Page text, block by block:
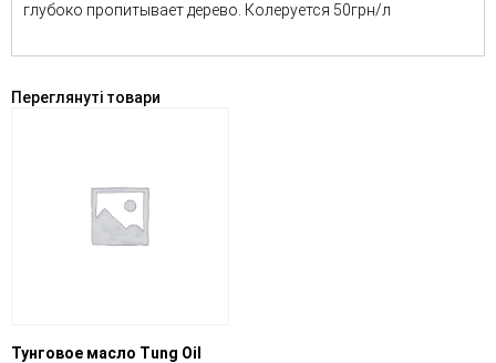
глубоко пропитывает дерево. Колеруется 50грн/л
Переглянуті товари
Тунговое масло Tung Oil